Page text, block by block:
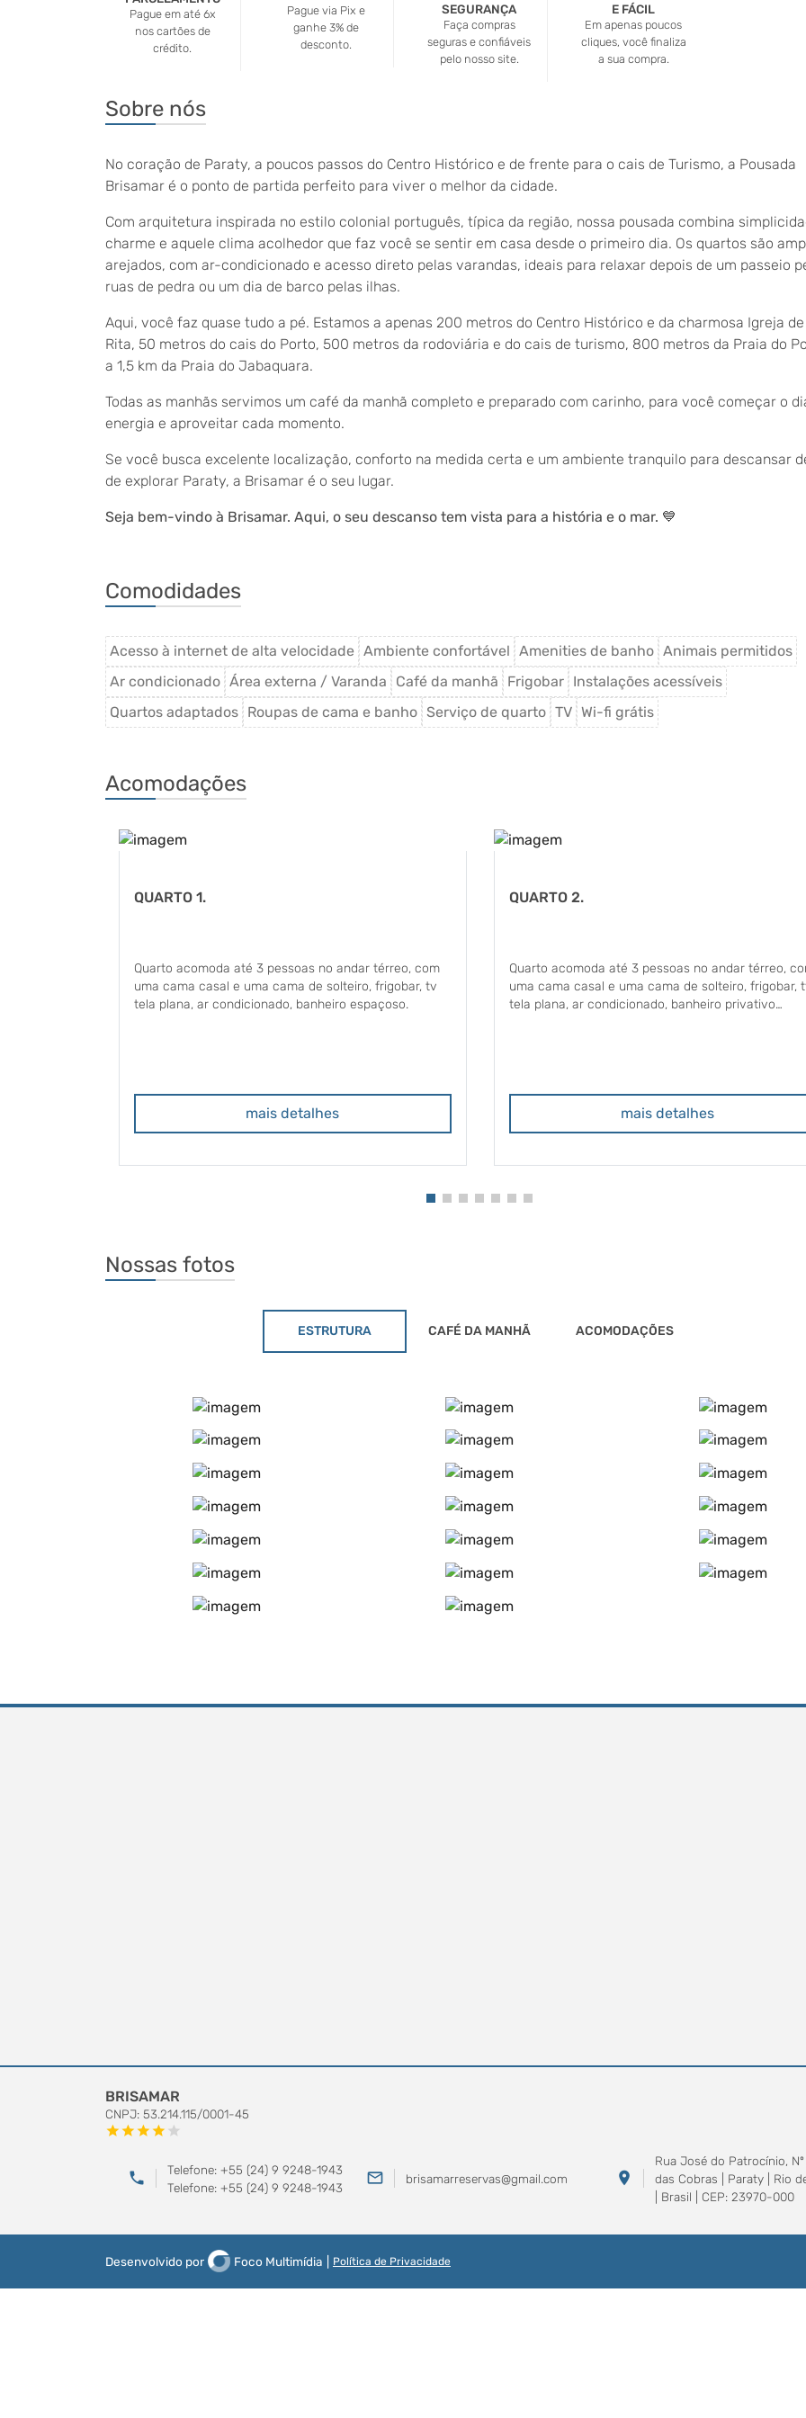
Pague em até 6x
nos cartões de
crédito.
Pague via Pix e
ganhe 3% de
desconto.
SEGURANÇA
Faça compras
seguras e confiáveis
pelo nosso site.
E FÁCIL
Em apenas poucos
cliques, você finaliza
a sua compra.
Sobre nós
No coração de Paraty, a poucos passos do Centro Histórico e de frente para o cais de Turismo, a Pousada
Brisamar é o ponto de partida perfeito para viver o melhor da cidade.
Com arquitetura inspirada no estilo colonial português, típica da região, nossa pousada combina
charme e aquele clima acolhedor que faz você se sentir em casa desde o primeiro dia. Os quartos são
arejados, com ar-condicionado e acesso direto pelas varandas, ideais para relaxar depois de um passeio
ruas de pedra ou um dia de barco pelas ilhas.
Aqui, você faz quase tudo a pé. Estamos a apenas 200 metros do Centro Histórico e da charmosa Igreja
Rita, 50 metros do cais do Porto, 500 metros da rodoviária e do cais de turismo, 800 metros da Praia do
a 1,5 km da Praia do Jabaquara.
Todas as manhãs servimos um café da manhã completo e preparado com carinho, para você começar o
energia e aproveitar cada momento.
Se você busca excelente localização, conforto na medida certa e um ambiente tranquilo para descansar
de explorar Paraty, a Brisamar é o seu lugar.
Seja bem-vindo à Brisamar. Aqui, o seu descanso tem vista para a história e o mar. 💙
Comodidades
Acesso à internet de alta velocidade Ambiente confortável Amenities de banho Animais permitidos
Ar condicionado Área externa / Varanda Café da manhã Frigobar Instalações acessíveis
Quartos adaptados Roupas de cama e banho Serviço de quarto TV Wi-fi grátis
Acomodações
QUARTO 1.
Quarto acomoda até 3 pessoas no andar térreo, com
uma cama casal e uma cama de solteiro, frigobar, tv
tela plana, ar condicionado, banheiro espaçoso.
mais detalhes
QUARTO 2.
Quarto acomoda até 3 pessoas no andar térreo,
uma cama casal e uma cama de solteiro, frigobar,
tela plana, ar condicionado, banheiro privativo
mais detalhes
Nossas fotos
ESTRUTURA CAFÉ DA MANHÃ ACOMODAÇÕES
BRISAMAR
CNPJ: 53.214.115/0001-45
starstarstarstar star
phone
Telefone: +55 (24) 9 9248-1943
Telefone: +55 (24) 9 9248-1943
mail_outline brisamarreservas@gmail.com location_on
Rua José do Patrocínio,
das Cobras | Paraty | Rio
| Brasil | CEP: 23970-000
Desenvolvido por Foco Multimídia Política de Privacidade